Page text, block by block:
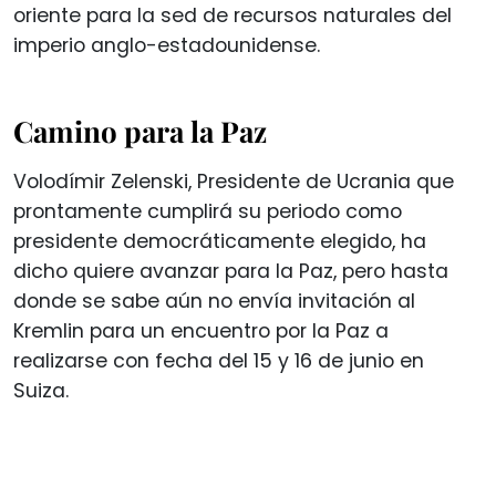
oriente para la sed de recursos naturales del
imperio anglo-estadounidense.
Camino para la Paz
Volodímir Zelenski, Presidente de Ucrania que
prontamente cumplirá su periodo como
presidente democráticamente elegido, ha
dicho quiere avanzar para la Paz, pero hasta
donde se sabe aún no envía invitación al
Kremlin para un encuentro por la Paz a
realizarse con fecha del 15 y 16 de junio en
Suiza.